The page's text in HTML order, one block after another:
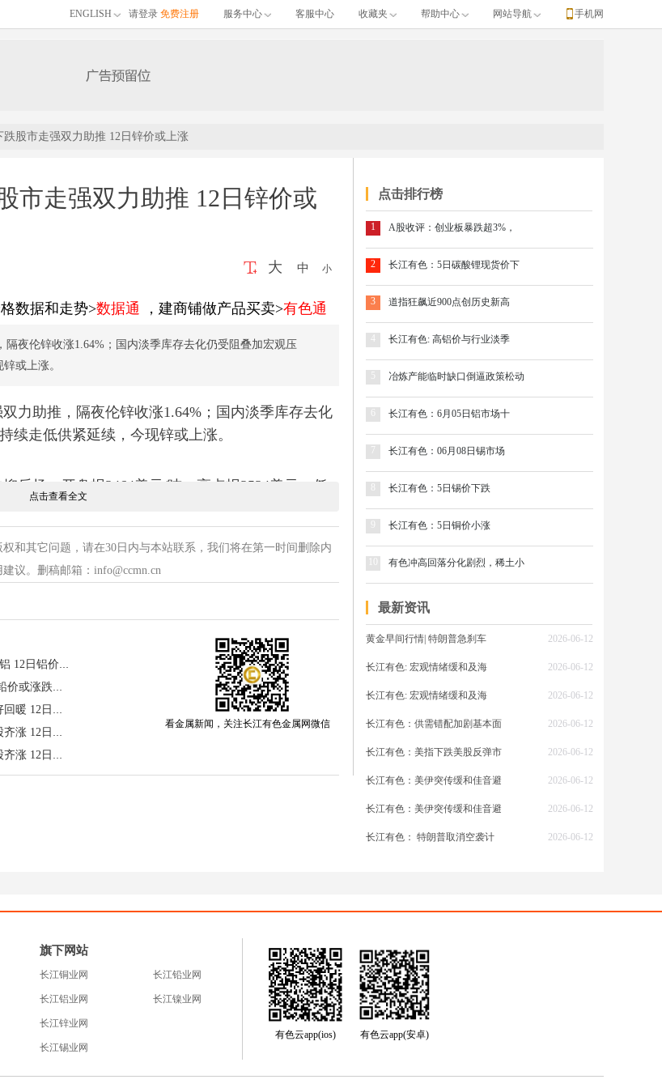
ENGLISH 请登录 免费注册 服务中心 客服中心 收藏夹 帮助中心 网站导航 手机网
股市走强双力助推 12日锌价或上涨
市走强双力助推 12日锌价或
大 中 小
格数据和走势>数据通 ，建商铺做产品买卖>有色通
隔夜伦锌收涨1.64%；国内淡季库存去化仍受阻叠加宏观压
或上涨。
力助推，隔夜伦锌收涨1.64%；国内淡季库存去化
续走低供紧延续，今现锌或上涨。
后扬；开盘报3464美元/吨，高点报3534美元，低
间沪锌走势弱于外盘，尾盘最终阴线结束夜盘交
元/吨，跌45元，跌幅0.19%。
涨1.86%，标普500涨1.75%，纳指涨2.5%，创4月8
朗普在空袭前数小时叫停对伊朗打击，并称美伊可
海峡航运，地缘缓和预期骤然升温。芯片股强势反
方面，美国5月PPI同比涨6.5%（超预期，创2022年
低于预期5.4%），市场解读为上游通胀粘性但未
淡季弱消”格局。矿端方面，1-3月全球锌矿产量微
下滑及自然灾害产量同比降4%。进口锌精矿TC指
续扩大；4月我国锌矿进口量44.77万吨（环比降
吨（同比+5.8%），但冶炼厂对国产矿竞争激烈，国
端方面，上期所锌总库存15.58万吨（注册仓单10.89
现货贴水小幅扩大；LME锌库存约11万吨，整体偏
淡季，镀锌、压铸锌合金及氧化锌开工率分别降至
及终端疲软影响，加工企业补库谨慎，部分镀锌厂
点击查看全文
和其它问题，请在30日内与本站联系，我们将在第一时间删除内
议。删稿邮箱：info@ccmn.cn
长江有色: 宏观情绪缓和及海外短缺支撑沪铝 12日铝价或上涨
长江有色：供需错配加剧基本面偏弱 12日铅价或涨跌不大
长江有色：美指下跌美股反弹市场风险偏好回暖 12日镍价或小涨
长江有色：美伊突传缓和佳音避险回落美股齐涨 12日锡价或上涨
长江有色：美伊突传缓和佳音避险回落美股齐涨 12日锡价或上涨
看金属新闻，关注长江有色金属网微信
点击排行榜
1 A股收评：创业板暴跌超3%，
2 长江有色：5日碳酸锂现货价下
3 道指狂飙近900点创历史新高
4 长江有色: 高铝价与行业淡季
5 冶炼产能临时缺口倒逼政策松动
长江有色：6月05日铝市场十
7 长江有色：06月08日锡市场
长江有色：5日锡价下跌
长江有色：5日铜价小涨
有色冲高回落分化剧烈，稀土小
最新资讯
黄金早间行情| 特朗普急刹车 2026-06-12
长江有色: 宏观情绪缓和及海 2026-06-12
长江有色: 宏观情绪缓和及海 2026-06-12
长江有色：供需错配加剧基本面 2026-06-12
长江有色：美指下跌美股反弹市 2026-06-12
长江有色：美伊突传缓和佳音避 2026-06-12
长江有色：美伊突传缓和佳音避 2026-06-12
长江有色： 特朗普取消空袭计 2026-06-12
旗下网站
长江铜业网
长江铝业网
长江锌业网
长江锡业网
长江铅业网
长江镍业网
有色云app(ios) 有色云app(安卓)